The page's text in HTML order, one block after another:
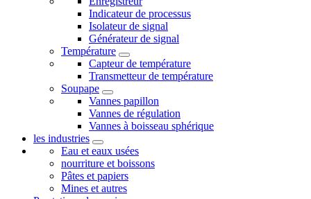
Indicateur de processus
Isolateur de signal
Générateur de signal
Température
Capteur de température
Transmetteur de température
Soupape
Vannes papillon
Vannes de régulation
Vannes à boisseau sphérique
les industries
Eau et eaux usées
nourriture et boissons
Pâtes et papiers
Mines et autres